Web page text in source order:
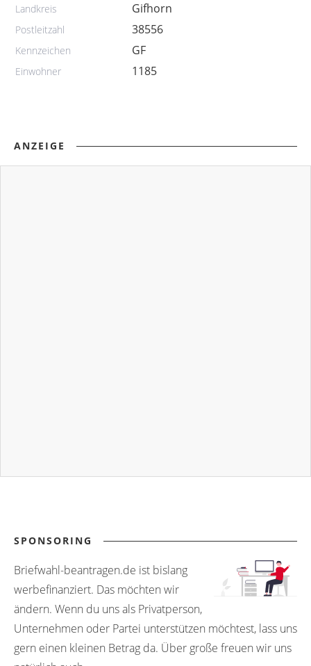
Landkreis Gifhorn
Postleitzahl 38556
Kennzeichen GF
Einwohner 1185
ANZEIGE
SPONSORING
Briefwahl-beantragen.de ist bislang
werbefinanziert. Das möchten wir
ändern. Wenn du uns als Privatperson,
Unternehmen oder Partei unterstützen möchtest, lass uns
gern einen kleinen Betrag da. Über große freuen wir uns